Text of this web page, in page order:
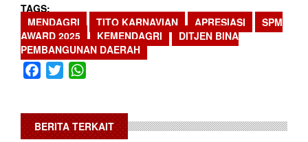
TAGS
MENDAGRI
TITO KARNAVIAN APRESIASI
SPM
AWARD 2025
KEMENDAGRI
DITJEN BINA
PEMBANGUNAN DAERAH
Facebook
Twitter
BERITA TERKAIT